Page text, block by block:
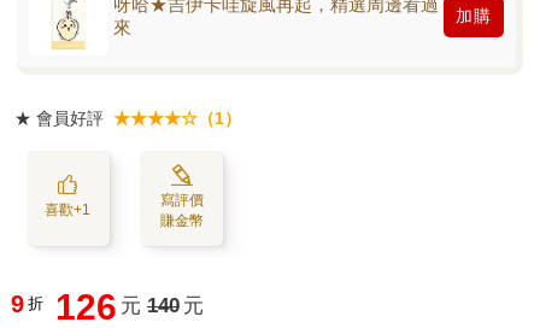
來
加購
★ 會員好評 ★★★★☆（1）
喜歡+1
寫評價
賺金幣
9 折 126 元 140 元